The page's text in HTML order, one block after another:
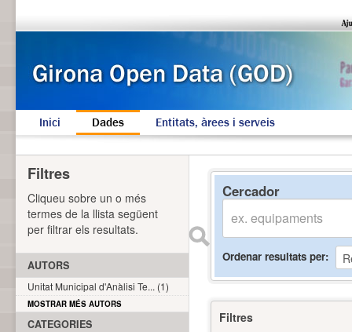
Inici Dades Entitats, àrees i serveis
Cercador
Ordenar resultats per
Filtres
Filtres
Cliqueu sobre un o més
termes de la llista següent
per filtrar els resultats.
AUTORS
Unitat Municipal d'Anàlisi Te... (1)
MOSTRAR MÉS AUTORS
CATEGORIES